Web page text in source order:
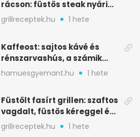
rácson: füstös steak nyári
tökkebabbal
grillreceptek.hu 1 hete
Kaffeost: sajtos kávé és
rénszarvashús, a számik
melegítő itala
hamuesgyemant.hu 1 hete
Füstölt fasírt grillen: szaftos
vagdalt, füstös kéreggel és
BBQ mázzal
grillreceptek.hu 1 hete